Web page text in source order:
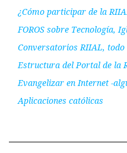
¿Cómo participar de la
FOROS sobre Tecnología,
Conversatorios RIIAL,
Estructura del Portal de la
Evangelizar en Internet -
Aplicaciones católicas